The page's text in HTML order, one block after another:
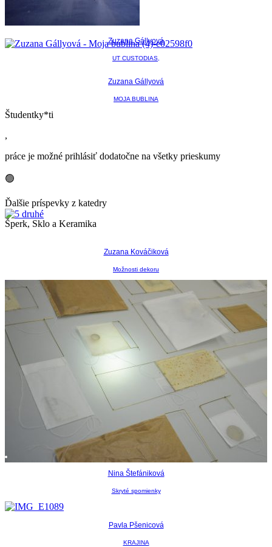
Zuzana Gállyová
UT CUSTODIAS,
Zuzana Gállyová
MOJA BUBLINA
Študentky*ti
,
práce je možné prihlásiť dodatočne na všetky prieskumy
🟢
Ďalšie príspevky z katedry
Šperk, Sklo a Keramika
Zuzana Kováčiková
Možnosti dekoru
Nina Štefániková
Skryté spomienky
Pavla Pšenicová
KRAJINA